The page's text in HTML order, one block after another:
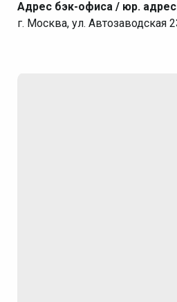
Адрес бэк-офиса / юр.
г. Москва, ул. Автозаводская